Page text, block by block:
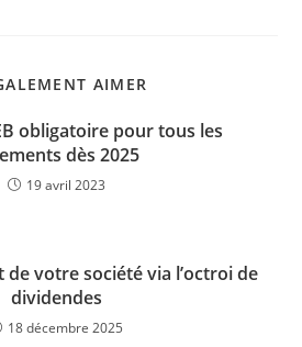
AIMER
obligatoire pour tous les
dès 2025
19 avril 2023
de votre société via l’octroi de
dividendes
18 décembre 2025